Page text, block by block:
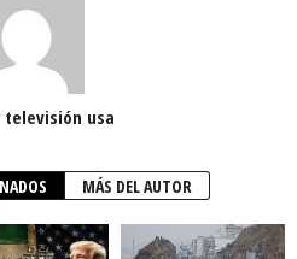
televisión usa
MÁS DEL AUTOR